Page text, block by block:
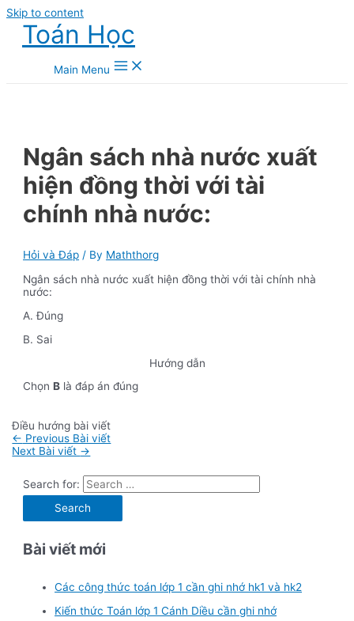
Skip to content
Toán Học
Main Menu
Ngân sách nhà nước xuất
hiện đồng thời với tài
chính nhà nước:
Hỏi và Đáp / By Maththorg
Ngân sách nhà nước xuất hiện đồng thời với tài chính nhà
nước:
A. Đúng
B. Sai
Hướng dẫn
ChọnB là đáp án đúng
Điều hướng bài viết
← Previous Bài viết
Next Bài viết →
Search for:
Bài viết mới
Các công thức toán lớp 1 cần ghi nhớ hk1 và hk2
Kiến thức Toán lớp 1 Cánh Diều cần ghi nhớ